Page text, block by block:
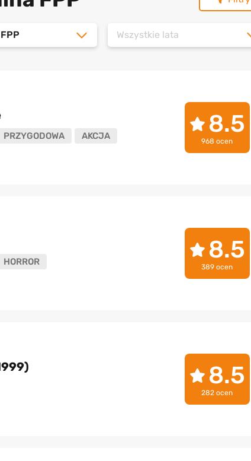
Wszystkie lata
PRZYGODOWA AKCJA 8.5
968 ocen
HORROR 8.5
389 ocen
8.5
282 ocen